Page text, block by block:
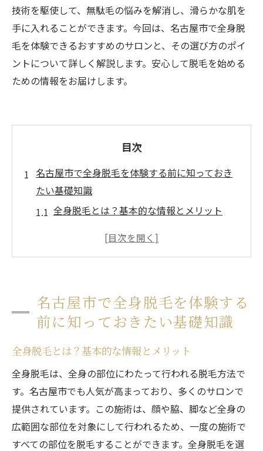
技術を駆使して、無駄毛の悩みを解消し、滑らかな肌を
手に入れることができます。今回は、名古屋市で全身脱
毛を体験できるおすすめのサロンと、その選び方のポイ
ントについて詳しく解説します。安心して脱毛を始める
ための情報をお届けします。
目次
名古屋市で全身脱毛を体験する前に知っておき
たい基礎知識
全身脱毛とは？基本的な情報とメリット
脱毛の種類とそれぞれの特徴を理解する
名古屋市の全身脱毛サロンの選び方ガイド
脱毛の最新技術を駆使する名古屋市の全身脱毛
サロン
最新の脱毛技術とは？レーザー脱毛と光脱
毛の違い
名古屋市のサロンが採用する最新脱毛機器
痛みの少ない施術を提供する名古屋市のサ
ロン
名古屋市で全身脱毛を体験する
前に知っておきたい基礎知識
全身脱毛とは？基本的な情報とメリット
全身脱毛は、全身の部位にわたって行われる脱毛方法で
す。名古屋市でも人気が高まっており、多くのサロンで
提供されています。この施術は、顔や脇、脚など全身の
広範囲な部位を対象にして行われるため、一度の施術で
すべての部位を脱毛することができます。全身脱毛を選